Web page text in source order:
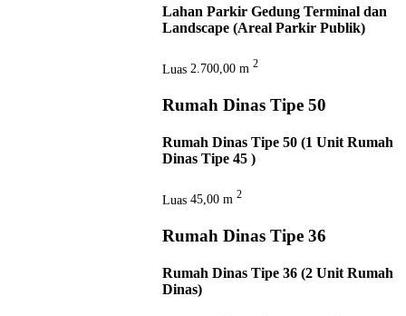
Lahan Parkir Gedung Terminal dan
Landscape (Areal Parkir Publik)
Luas 2.700,00 m2
Rumah Dinas Tipe 50
Rumah Dinas Tipe 50 (1 Unit Rumah
Dinas Tipe 45 )
Luas 45,00 m2
Rumah Dinas Tipe 36
Rumah Dinas Tipe 36 (2 Unit Rumah
Dinas)